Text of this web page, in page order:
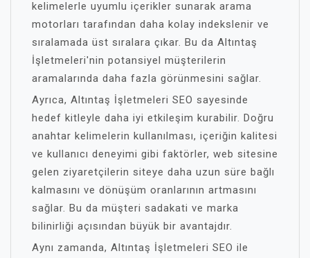
kelimelerle uyumlu içerikler sunarak arama
motorları tarafından daha kolay indekslenir ve
sıralamada üst sıralara çıkar. Bu da Altıntaş
İşletmeleri'nin potansiyel müşterilerin
aramalarında daha fazla görünmesini sağlar.
Ayrıca, Altıntaş İşletmeleri SEO sayesinde
hedef kitleyle daha iyi etkileşim kurabilir. Doğru
anahtar kelimelerin kullanılması, içeriğin kalitesi
ve kullanıcı deneyimi gibi faktörler, web sitesine
gelen ziyaretçilerin siteye daha uzun süre bağlı
kalmasını ve dönüşüm oranlarının artmasını
sağlar. Bu da müşteri sadakati ve marka
bilinirliği açısından büyük bir avantajdır.
Aynı zamanda, Altıntaş İşletmeleri SEO ile